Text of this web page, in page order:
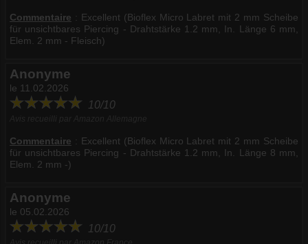
Commentaire : Excellent (Bioflex Micro Labret mit 2 mm Scheibe
für unsichtbares Piercing - Drahtstärke 1.2 mm, In. Länge 6 mm,
Elem. 2 mm - Fleisch)
Anonyme
le 11.02.2026
10/10
Commentaire : Excellent (Bioflex Micro Labret mit 2 mm Scheibe
für unsichtbares Piercing - Drahtstärke 1.2 mm, In. Länge 8 mm,
Elem. 2 mm -)
Anonyme
le 05.02.2026
10/10